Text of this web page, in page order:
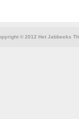
© 2012 Het Jabbeeks